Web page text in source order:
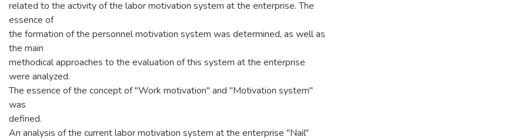
related to the activity of the labor motivation system at the enterprise. The
essence of
the formation of the personnel motivation system was determined, as well as
the main
methodical approaches to the evaluation of this system at the enterprise
were analyzed.
The essence of the concept of "Work motivation" and "Motivation system"
was
defined.
An analysis of the current labor motivation system at the enterprise "Nail"